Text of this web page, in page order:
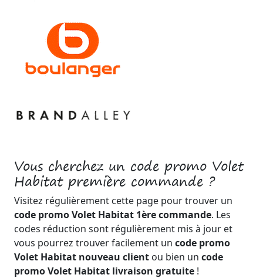
Vous cherchez un code promo Volet
Habitat première commande ?
Visitez régulièrement cette page pour trouver un
code promo Volet Habitat 1ère commande. Les
codes réduction sont régulièrement mis à jour et
vous pourrez trouver facilement un code promo
Volet Habitat nouveau client ou bien un code
promo Volet Habitat livraison gratuite !